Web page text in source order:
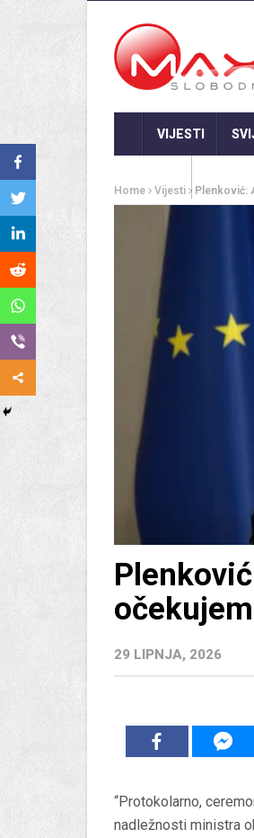
VIJESTI
Home Vijesti Plenković:
29 LIPNJA, 2026
“Protokolarno,
nadležnosti ministra